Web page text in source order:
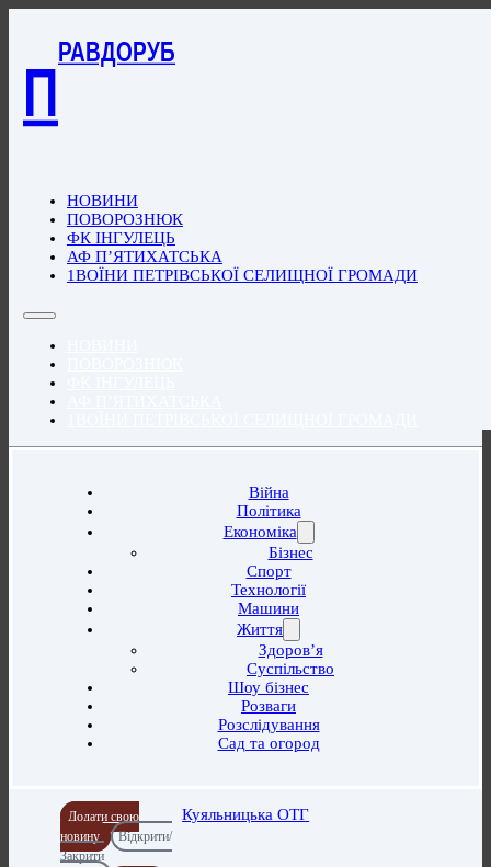
П
РАВДОРУБ
НОВИНИ
ПОВОРОЗНЮК
ФК ІНГУЛЕЦЬ
АФ П’ЯТИХАТСЬКА
1ВОЇНИ ПЕТРІВСЬКОЇ СЕЛИЩНОЇ ГРОМАДИ
Війна
Політика
Економіка
Бізнес
Спорт
Технології
Машини
Життя
Здоров’я
Суспільство
Шоу бізнес
Розваги
Розслідування
Сад та огород
Додати свою
новину
Відкрити/
Закрити
Куяльницька ОТГ